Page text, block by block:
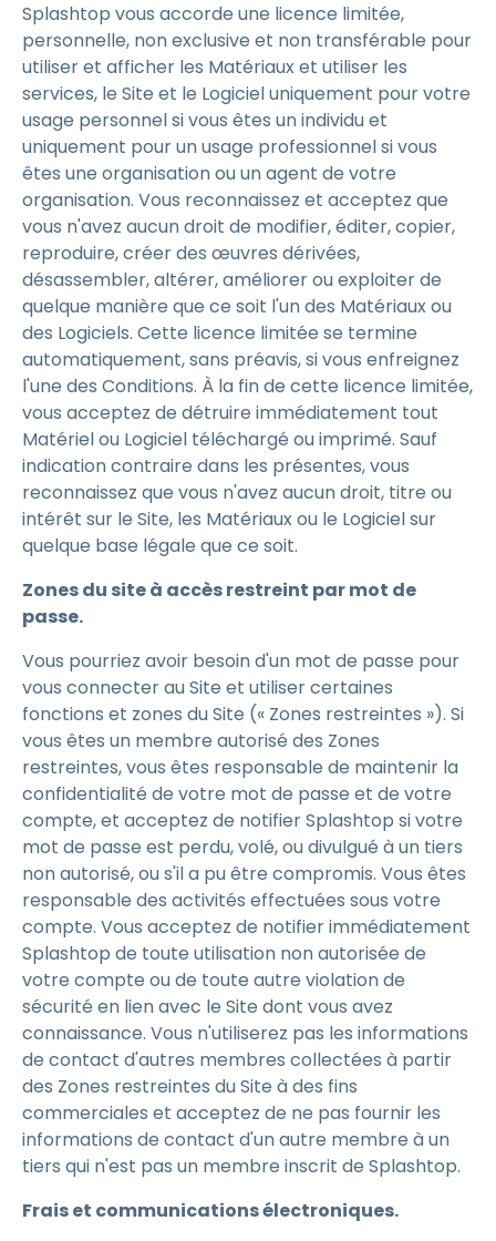
Splashtop vous accorde une licence limitée,
personnelle, non exclusive et non transférable pour
utiliser et afficher les Matériaux et utiliser les
services, le Site et le Logiciel uniquement pour votre
usage personnel si vous êtes un individu et
uniquement pour un usage professionnel si vous
êtes une organisation ou un agent de votre
organisation. Vous reconnaissez et acceptez que
vous n'avez aucun droit de modifier, éditer, copier,
reproduire, créer des œuvres dérivées,
désassembler, altérer, améliorer ou exploiter de
quelque manière que ce soit l'un des Matériaux ou
des Logiciels. Cette licence limitée se termine
automatiquement, sans préavis, si vous enfreignez
l'une des Conditions. À la fin de cette licence limitée,
vous acceptez de détruire immédiatement tout
Matériel ou Logiciel téléchargé ou imprimé. Sauf
indication contraire dans les présentes, vous
reconnaissez que vous n'avez aucun droit, titre ou
intérêt sur le Site, les Matériaux ou le Logiciel sur
quelque base légale que ce soit.
Zones du site à accès restreint par mot de
passe.
Vous pourriez avoir besoin d'un mot de passe pour
vous connecter au Site et utiliser certaines
fonctions et zones du Site (« Zones restreintes »). Si
vous êtes un membre autorisé des Zones
restreintes, vous êtes responsable de maintenir la
confidentialité de votre mot de passe et de votre
compte, et acceptez de notifier Splashtop si votre
mot de passe est perdu, volé, ou divulgué à un tiers
non autorisé, ou s'il a pu être compromis. Vous êtes
responsable des activités effectuées sous votre
compte. Vous acceptez de notifier immédiatement
Splashtop de toute utilisation non autorisée de
votre compte ou de toute autre violation de
sécurité en lien avec le Site dont vous avez
connaissance. Vous n'utiliserez pas les informations
de contact d'autres membres collectées à partir
des Zones restreintes du Site à des fins
commerciales et acceptez de ne pas fournir les
informations de contact d'un autre membre à un
tiers qui n'est pas un membre inscrit de Splashtop.
Frais et communications électroniques.